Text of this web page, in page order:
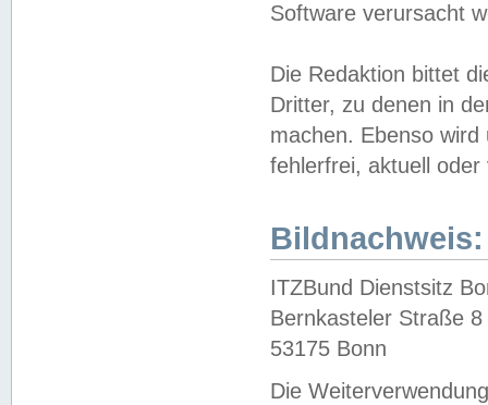
Software verursacht
Die Redaktion bittet
Dritter, zu denen in
machen. Ebenso
fehlerfrei, aktuell oder
Bildnachweis:
ITZBund Dienstsitz
Bernkasteler Straße 8
53175 Bonn
Die